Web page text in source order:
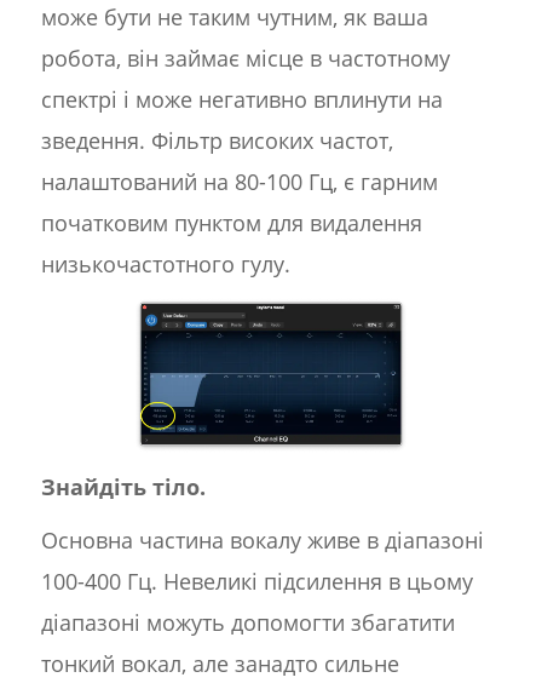
може бути не таким чутним, як ваша
робота, він займає місце в частотному
спектрі і може негативно вплинути на
зведення. Фільтр високих частот,
налаштований на 80-100 Гц, є гарним
початковим пунктом для видалення
низькочастотного гулу.
Знайдіть тіло.
Основна частина вокалу живе в діапазоні
100-400 Гц. Невеликі підсилення в цьому
діапазоні можуть допомогти збагатити
тонкий вокал, але занадто сильне